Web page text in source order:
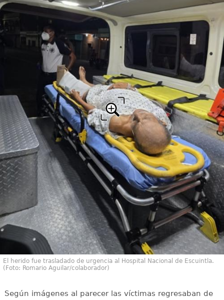
El herido fue trasladado de urgencia al Hospital Nacional de Escuintla.
(Foto: Romario Aguilar/colaborador)
Según imágenes al parecer las víctimas regresaban de